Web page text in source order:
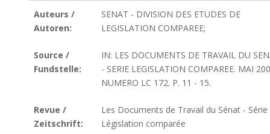
Auteurs /
Autoren:
SENAT - DIVISION DES ETUDES DE
LEGISLATION COMPAREE;
Source /
Fundstelle:
IN: LES DOCUMENTS DE TRAVAIL DU
- SERIE LEGISLATION COMPAREE. MAI
NUMERO LC 172. P. 11 - 15.
Revue /
Zeitschrift:
Les Documents de Travail du Sénat - Série
Législation comparée